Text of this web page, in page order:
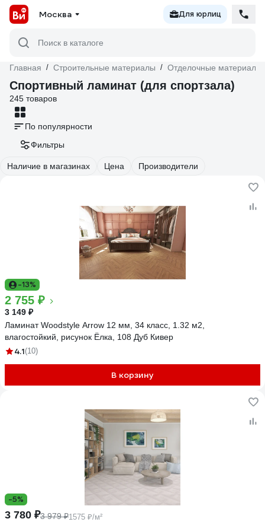
Москва Для юрлиц
Поиск в каталоге
Главная / Строительные материалы / Отделочные материалы
Спортивный ламинат (для спортзала)
245 товаров
По популярности
Фильтры
Наличие в магазинах Цена Производители
-13%
2 755 ₽
3 149 ₽
Ламинат Woodstyle Arrow 12 мм, 34 класс, 1.32 м2,
влагостойкий, рисунок Ёлка, 108 Дуб Кивер
4.1(10)
В корзину
-5%
3 780 ₽3 979 ₽1575 ₽/м²